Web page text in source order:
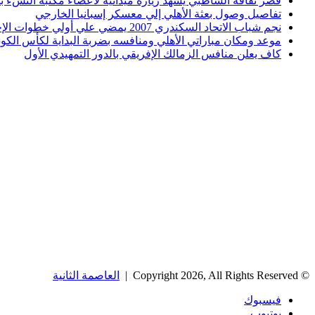
تفاصيل وصول بعثة الأهلي إلي معسكر إسبانيا الخارجي
نجم شباب الاتحاد السكندري 2007 يمضي علي أولي خطوات الإحتراف
موعد ومكان مباراتي الأهلي ومنافسه بضربة البداية لكأس
كاف يعلن منافس الزمالك الإفريقي بالدور التمهيدي الأول
© Copyright 2026, All Rights Reserved | العاصمة الثانية
فيسبوك